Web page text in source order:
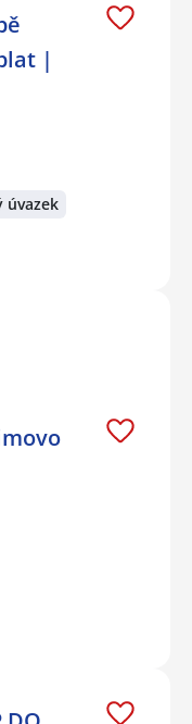
|
úvazek